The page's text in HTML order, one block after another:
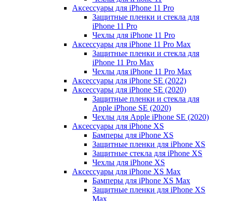
Аксессуары для iPhone 11 Pro
Защитные пленки и стекла для
iPhone 11 Pro
Чехлы для iPhone 11 Pro
Аксессуары для iPhone 11 Pro Max
Защитные пленки и стекла для
iPhone 11 Pro Max
Чехлы для iPhone 11 Pro Max
Аксессуары для iPhone SE (2022)
Аксессуары для iPhone SE (2020)
Защитные пленки и стекла для
Apple iPhone SE (2020)
Чехлы для Apple iPhone SE (2020)
Аксессуары для iPhone ХS
Бамперы для iPhone ХS
Защитные пленки для iPhone ХS
Защитные стекла для iPhone ХS
Чехлы для iPhone ХS
Аксессуары для iPhone ХS Max
Бамперы для iPhone XS Max
Защитные пленки для iPhone XS
Max